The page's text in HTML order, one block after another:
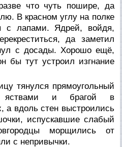
что чуть пошире, да
В красном углу на полке
с лапами. Ядрей, войдя,
да заметил
с досады. Хорошо ещё,
бы тут устроил изгнание
тянулся прямоугольный
яствами и брагой в
а вдоль стен выстроились
испускавшие слабый
морщились от
с непривычки.